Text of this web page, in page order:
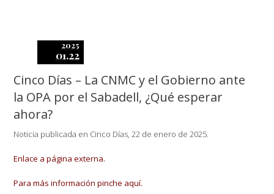
2025
01.22
Cinco Días – La CNMC y el Gobierno ante
la OPA por el Sabadell, ¿Qué esperar
ahora?
Noticia publicada en Cinco Días, 22 de enero de 2025.
Enlace a página externa.
Para más información pinche aquí.